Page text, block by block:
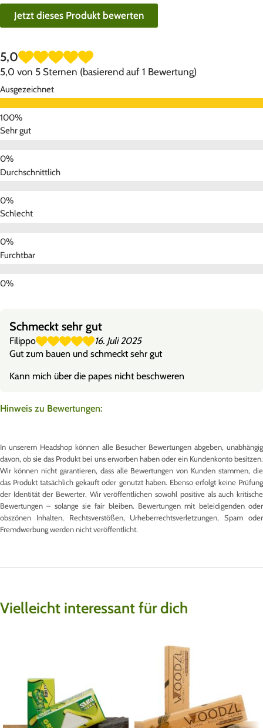
Jetzt dieses Produkt bewerten
5,0
5,0 von 5 Sternen (basierend auf 1 Bewertung)
Ausgezeichnet
Sehr gut
Durchschnittlich
Schlecht
Furchtbar
Schmeckt sehr gut
Filippo
16. Juli 2025
Gut zum bauen und schmeckt sehr gut
Kann mich über die papes nicht beschweren
Hinweis zu Bewertungen:
In unserem Headshop können alle Besucher Bewertungen abgeben, unabhängig
davon, ob sie das Produkt bei uns erworben haben oder ein Kundenkonto besitzen.
Wir können nicht garantieren, dass alle Bewertungen von Kunden stammen, die
das Produkt tatsächlich gekauft oder genutzt haben. Ebenso erfolgt keine Prüfung
der Identität der Bewerter. Wir veröffentlichen sowohl positive als auch kritische
Bewertungen – solange sie fair bleiben. Bewertungen mit beleidigenden oder
obszönen Inhalten, Rechtsverstößen, Urheberrechtsverletzungen, Spam oder
Fremdwerbung werden nicht veröffentlicht.
Vielleicht interessant für dich